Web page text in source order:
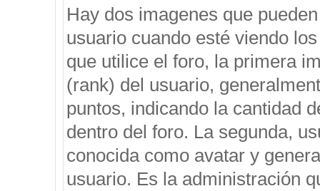
Hay dos imagenes que
usuario cuando esté viendo
que utilice el foro, la primera
(rank) del usuario,
puntos, indicando la cantidad
dentro del foro. La segunda,
conocida como avatar y
usuario. Es la administración